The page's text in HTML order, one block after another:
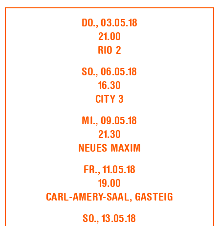
DO., 03.05.18
21.00
RIO 2
SO., 06.05.18
16.30
CITY 3
MI., 09.05.18
21.30
NEUES MAXIM
FR., 11.05.18
19.00
CARL-AMERY-SAAL, GASTEIG
SO., 13.05.18